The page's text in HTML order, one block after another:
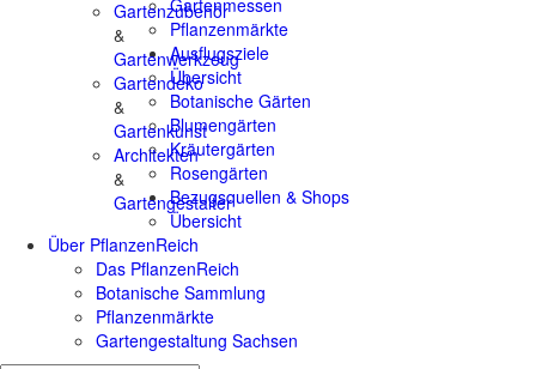
Gartenzubehör
&
Gartenwerkzeug
Gartendeko
&
Gartenkunst
Architekten
&
Gartengestalter
Gartenmessen
Pflanzenmärkte
Ausflugsziele
Übersicht
Botanische Gärten
Blumengärten
Kräutergärten
Rosengärten
Bezugsquellen & Shops
Übersicht
Über PflanzenReich
Das PflanzenReich
Botanische Sammlung
Pflanzenmärkte
Gartengestaltung Sachsen